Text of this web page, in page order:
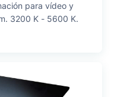
para vídeo y
3200 K - 5600 K.